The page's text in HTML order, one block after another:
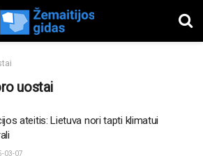
uostai
ateitis: Lietuva nori tapti klimatui
03-07